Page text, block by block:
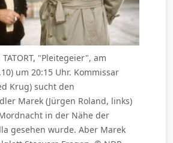
"Pleitegeier", am
um 20:15 Uhr. Kommissar
Krug) sucht den
Marek (Jürgen Roland, links)
in der Nähe der
gesehen wurde. Aber Marek